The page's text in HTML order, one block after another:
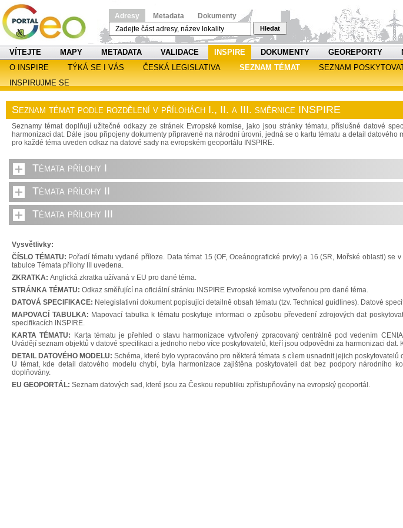
Adresy Metadata Dokumenty
Hledat
VÍTEJTE MAPY METADATA VALIDACE INSPIRE DOKUMENTY GEOREPORTY
O INSPIRE
TÝKÁ SE I VÁS ČESKÁ LEGISLATIVA SEZNAM TÉMAT SEZNAM
INSPIRUJME SE
Seznam témat podle rozdělení v přílohách I., II. a III. směrnice INSPIRE
Seznamy témat doplňují užitečné odkazy ze stránek Evropské komise, jako jsou stránky tématu, příslušné datové
harmonizaci dat. Dále jsou připojeny dokumenty připravené na národní úrovni, jedná se o kartu tématu a detail datového
pro každé téma uveden odkaz na datové sady na evropském geoportálu INSPIRE.
Témata přílohy I
Témata přílohy II
Témata přílohy III
Vysvětlivky:
ČÍSLO TÉMATU: Pořadí tématu vydané příloze. Data témat 15 (OF, Oceánografické prvky) a 16 (SR, Mořské oblasti) se
tabulce Témata přílohy III uvedena.
ZKRATKA: Anglická zkratka užívaná v EU pro dané téma.
STRÁNKA TÉMATU: Odkaz směřující na oficiální stránku INSPIRE Evropské komise vytvořenou pro dané téma.
DATOVÁ SPECIFIKACE: Nelegislativní dokument popisující detailně obsah tématu (tzv. Technical guidlines). Datové
MAPOVACÍ TABULKA: Mapovací tabulka k tématu poskytuje informaci o způsobu převedení zdrojových dat
specifikacích INSPIRE.
KARTA TÉMATU:
Karta tématu je přehled o stavu harmonizace vytvořený zpracovaný centrálně pod vedením
Uvádějí seznam objektů v datové specifikaci a jednoho nebo více poskytovatelů, kteří jsou odpovědni za harmonizaci dat.
DETAIL DATOVÉHO MODELU:Schéma, které bylo vypracováno pro některá témata s cílem usnadnit jejich
U témat, kde detail datového modelu chybí, byla harmonizace zajištěna poskytovateli dat bez podpory národního
doplňovány.
EU GEOPORTÁL: Seznam datových sad, které jsou za Českou republiku zpřístupňovány na evropský geoportál.